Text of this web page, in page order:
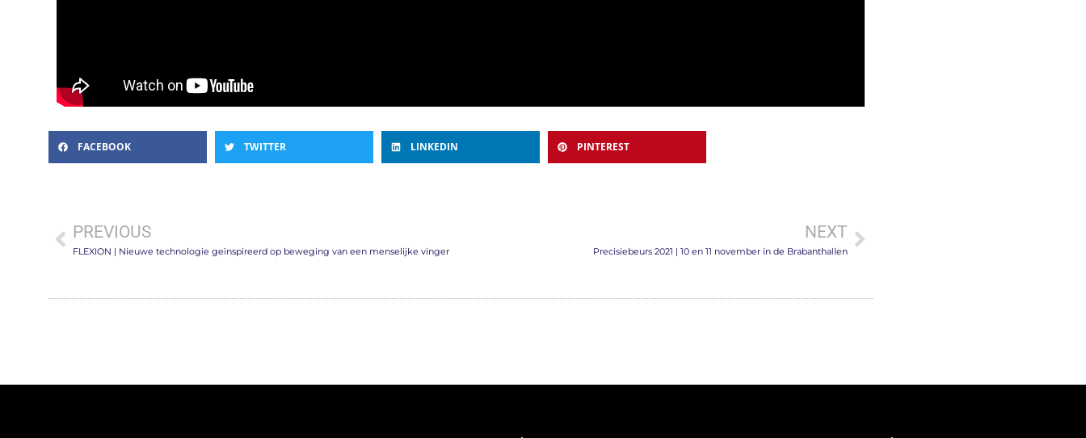
FACEBOOK TWITTER LINKEDIN PINTEREST
PREVIOUS
FLEXION | Nieuwe technologie geïnspireerd op beweging van een menselijke vinger
NEXT
Precisiebeurs 2021 | 10 en 11 november in de Brabanthallen